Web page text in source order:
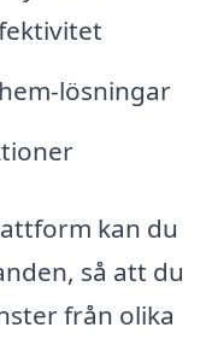
lösningar
kan du
så att du
från olika